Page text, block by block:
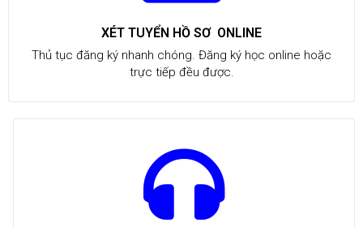
XÉT TUYỂN HỒ SƠ ONLINE
Thủ tục đăng ký nhanh chóng. Đăng ký học online hoặc
trực tiếp đều được.